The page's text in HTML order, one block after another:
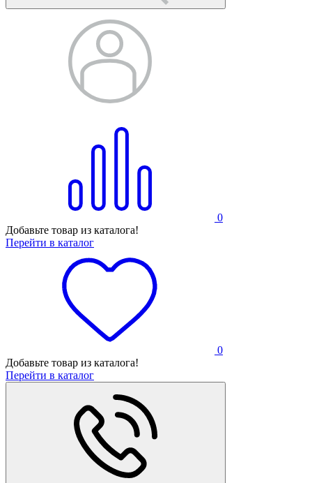
0
Добавьте товар из каталога!
Перейти в каталог
0
Добавьте товар из каталога!
Перейти в каталог